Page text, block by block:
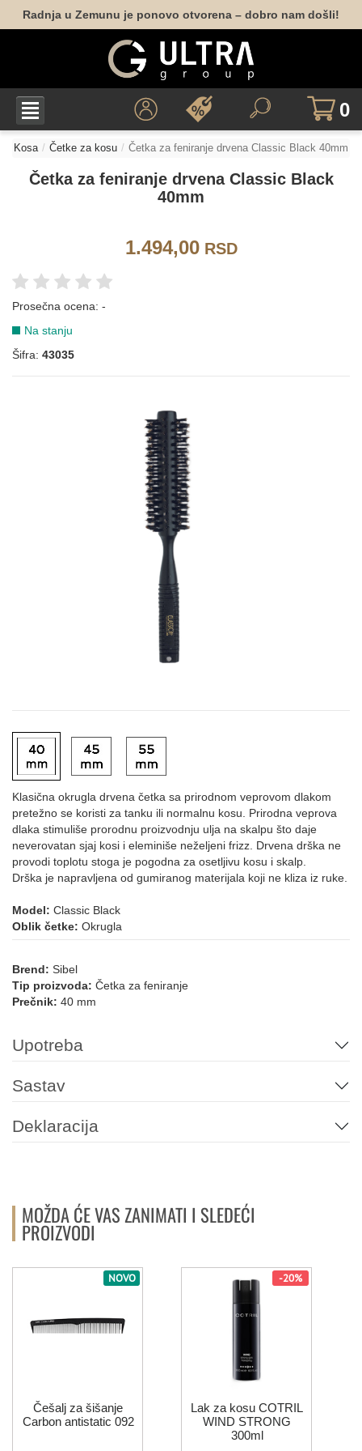
Radnja u Zemunu je ponovo otvorena – dobro nam došli!
0
Kosa Četke za kosu Četka za feniranje drvena Classic Black 40mm
Četka za feniranje drvena Classic Black
40mm
1.494,00RSD
Prosečna ocena: -
Na stanju
Šifra: 43035
Klasična okrugla drvena četka sa prirodnom veprovom dlakom
pretežno se koristi za tanku ili normalnu kosu. Prirodna veprova
dlaka stimuliše prorodnu proizvodnju ulja na skalpu što daje
neverovatan sjaj kosi i eleminiše neželjeni frizz. Drvena drška ne
provodi toplotu stoga je pogodna za osetljivu kosu i skalp.
Drška je napravljena od gumiranog materijala koji ne kliza iz ruke.
Model: Classic Black
Oblik četke: Okrugla
Brend: Sibel
Tip proizvoda: Četka za feniranje
Prečnik: 40 mm
Upotreba
Sastav
Deklaracija
MOŽDA ĆE VAS ZANIMATI I SLEDEĆI
PROIZVODI
NOVO
Češalj za šišanje
Carbon antistatic 092
-20%
Lak za kosu COTRIL
WIND STRONG
300ml